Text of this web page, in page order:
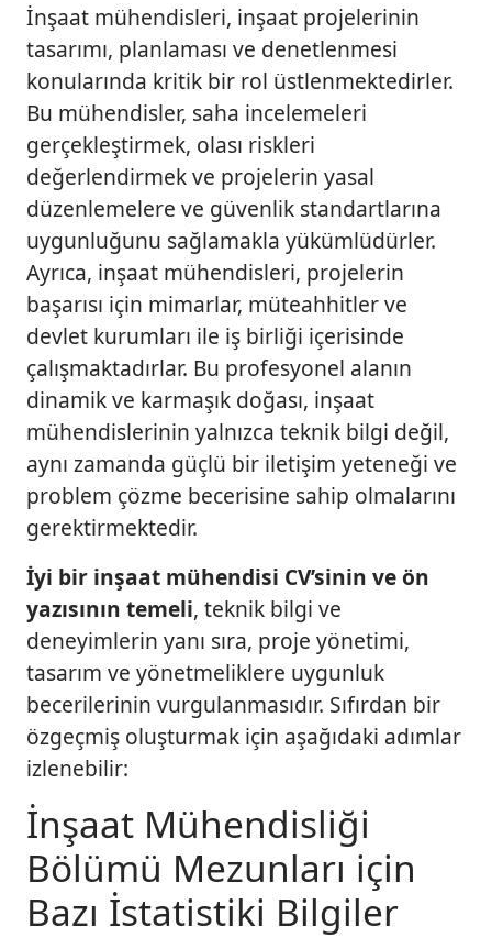
ş
a
a
t
M
ü
h
e
n
d
i
s
i
C
V
Ö
r
n
e
v
e
Ö
n
Y
a
z
ı
2
5
i
ç
İnşaat mühendisleri, inşaat projelerinin
tasarımı, planlaması ve denetlenmesi
konularında kritik bir rol üstlenmektedirler.
Bu mühendisler, saha incelemeleri
gerçekleştirmek, olası riskleri
değerlendirmek ve projelerin yasal
düzenlemelere ve güvenlik standartlarına
uygunluğunu sağlamakla yükümlüdürler.
Ayrıca, inşaat mühendisleri, projelerin
başarısı için mimarlar, müteahhitler ve
devlet kurumları ile iş birliği içerisinde
çalışmaktadırlar. Bu profesyonel alanın
dinamik ve karmaşık doğası, inşaat
mühendislerinin yalnızca teknik bilgi değil,
aynı zamanda güçlü bir iletişim yeteneği ve
problem çözme becerisine sahip olmalarını
gerektirmektedir.
İyi bir inşaat mühendisi CV’sinin ve ön
yazısının temeli, teknik bilgi ve
deneyimlerin yanı sıra, proje yönetimi,
tasarım ve yönetmeliklere uygunluk
becerilerinin vurgulanmasıdır. Sıfırdan bir
özgeçmiş oluşturmak için aşağıdaki adımlar
izlenebilir:
İnşaat Mühendisliği
Bölümü Mezunları için
Bazı İstatistiki Bilgiler